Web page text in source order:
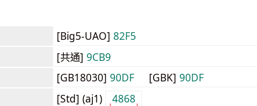
[Big5-UAO] 82F5
[共通] 9CB9
[GB18030] 90DF [GBK] 90DF
[Std] (aj1) 4868